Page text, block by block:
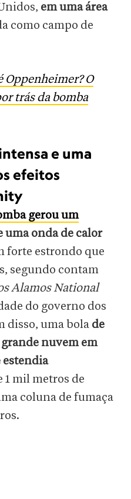
em uma área
como campo de
Oppenheimer? O
trás da bomba
e uma
efeitos
gerou um
uma onda de calor
forte estrondo que
segundo contam
Alamos National
do governo dos
disso, uma bola de
nuvem em
estendia
mil metros de
coluna de fumaça